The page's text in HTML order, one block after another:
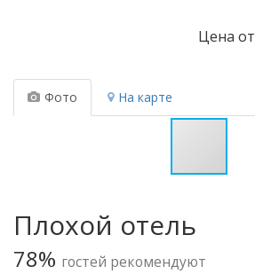
Цена от
Фото На карте
Плохой отель
78% гостей рекомендуют